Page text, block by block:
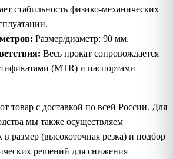
стабильность физико-механических
Размер/диаметр: 90 мм.
Весь прокат сопровождается
(MTR) и паспортами
товар с доставкой по всей России. Для
мы также осуществляем
в размер (высокоточная резка) и подбор
решений для снижения